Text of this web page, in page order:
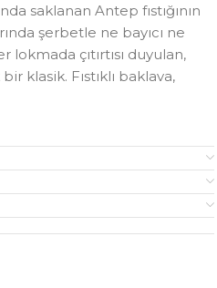
saklanan Antep fıstığının
şerbetle ne bayıcı ne
çıtırtısı duyulan,
klasik. Fıstıklı baklava,